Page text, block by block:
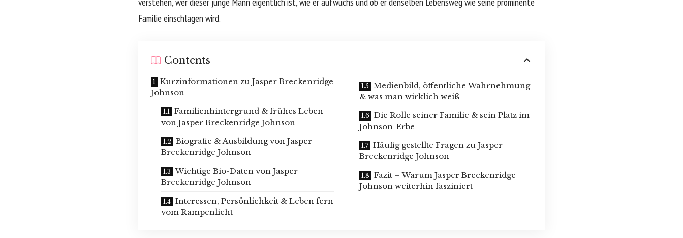
Familie einschlagen wird.
Contents
Kurzinformationen zu Jasper Breckenridge
Johnson
Familienhintergrund & frühes Leben
von Jasper Breckenridge Johnson
Biografie & Ausbildung von Jasper
Breckenridge Johnson
Wichtige Bio-Daten von Jasper
Breckenridge Johnson
Interessen, Persönlichkeit & Leben fern
vom Rampenlicht
Medienbild, öffentliche Wahrnehmung
& was man wirklich weiß
Die Rolle seiner Familie & sein Platz im
Johnson-Erbe
Häufig gestellte Fragen zu Jasper
Breckenridge Johnson
Fazit – Warum Jasper Breckenridge
Johnson weiterhin fasziniert